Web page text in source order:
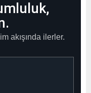
akışında ilerler.